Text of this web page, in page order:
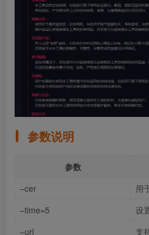
参数说明
参数
–cer
用
–time=5
设
–url
支